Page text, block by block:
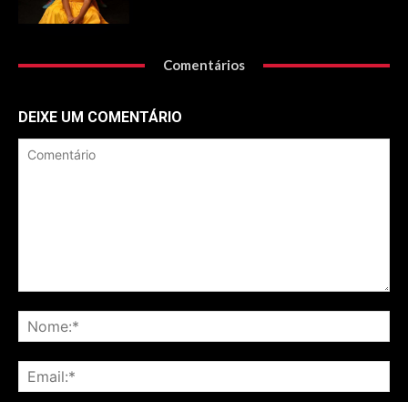
Comentários
DEIXE UM COMENTÁRIO